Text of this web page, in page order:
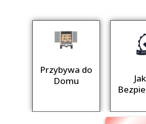
Przybywa do
Domu